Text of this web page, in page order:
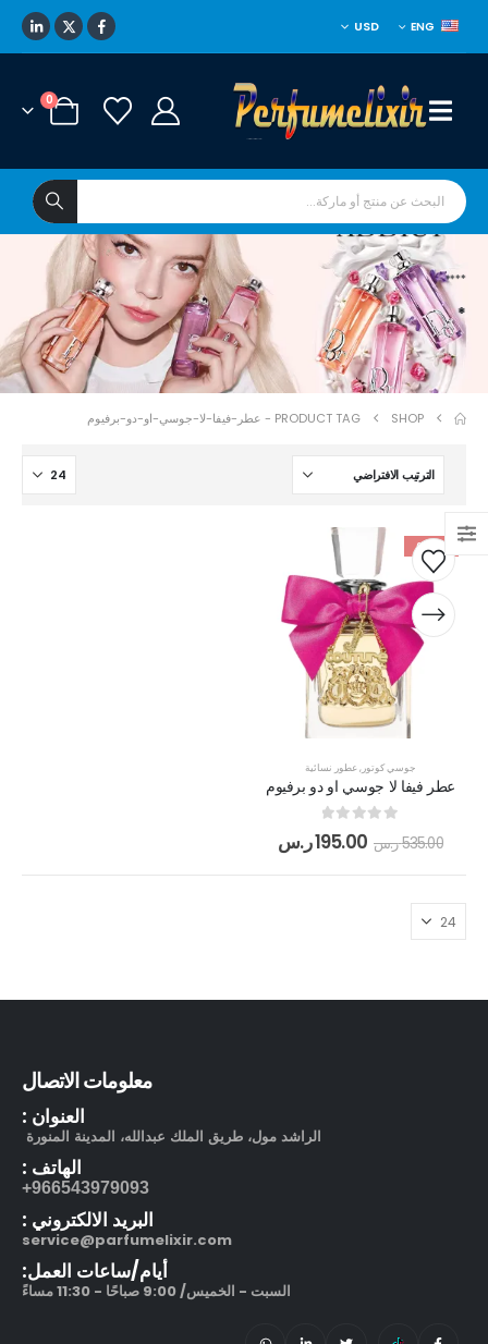
ENG
USD
0
****
*
SHOP
PRODUCT TAG - عطر-فيفا-لا-جوسي-او-دو-برفيوم
-64%
جوسي كوتور ,عطور نسائية
عطر فيفا لا جوسي او دو برفيوم
535.00ر.س 195.00ر.س
ر.س
معلومات الاتصال
العنوان :
الراشد مول، طريق الملك عبدالله، المدينة المنورة
الهاتف :
966543979093+
البريد الالكتروني :
service@parfumelixir.com
أيام/ساعات العمل:
السبت - الخميس/ 9:00 صباحًا - 11:30 مساءً